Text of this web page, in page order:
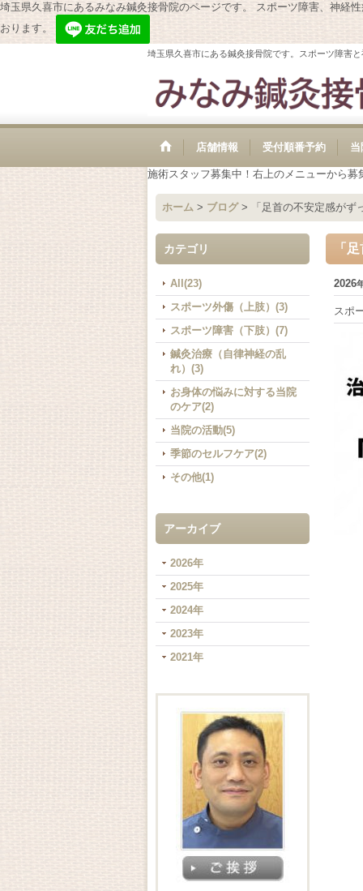
埼玉県久喜市にあるみなみ鍼灸接骨院のページです。 スポーツ障害、神経
おります。
埼玉県久喜市にある鍼灸接骨院です。スポーツ障害
店舗情報 受付順番予約
施術スタッフ募集中！右上のメニューから
ホーム > ブログ > 「足首の不安定感が
カテゴリ
All(23)
スポーツ外傷（上肢）(3)
スポーツ障害（下肢）(7)
鍼灸治療（自律神経の乱
れ）(3)
お身体の悩みに対する当院
のケア(2)
当院の活動(5)
季節のセルフケア(2)
その他(1)
アーカイブ
2026年
2025年
2024年
2023年
2021年
「
2026
スポ